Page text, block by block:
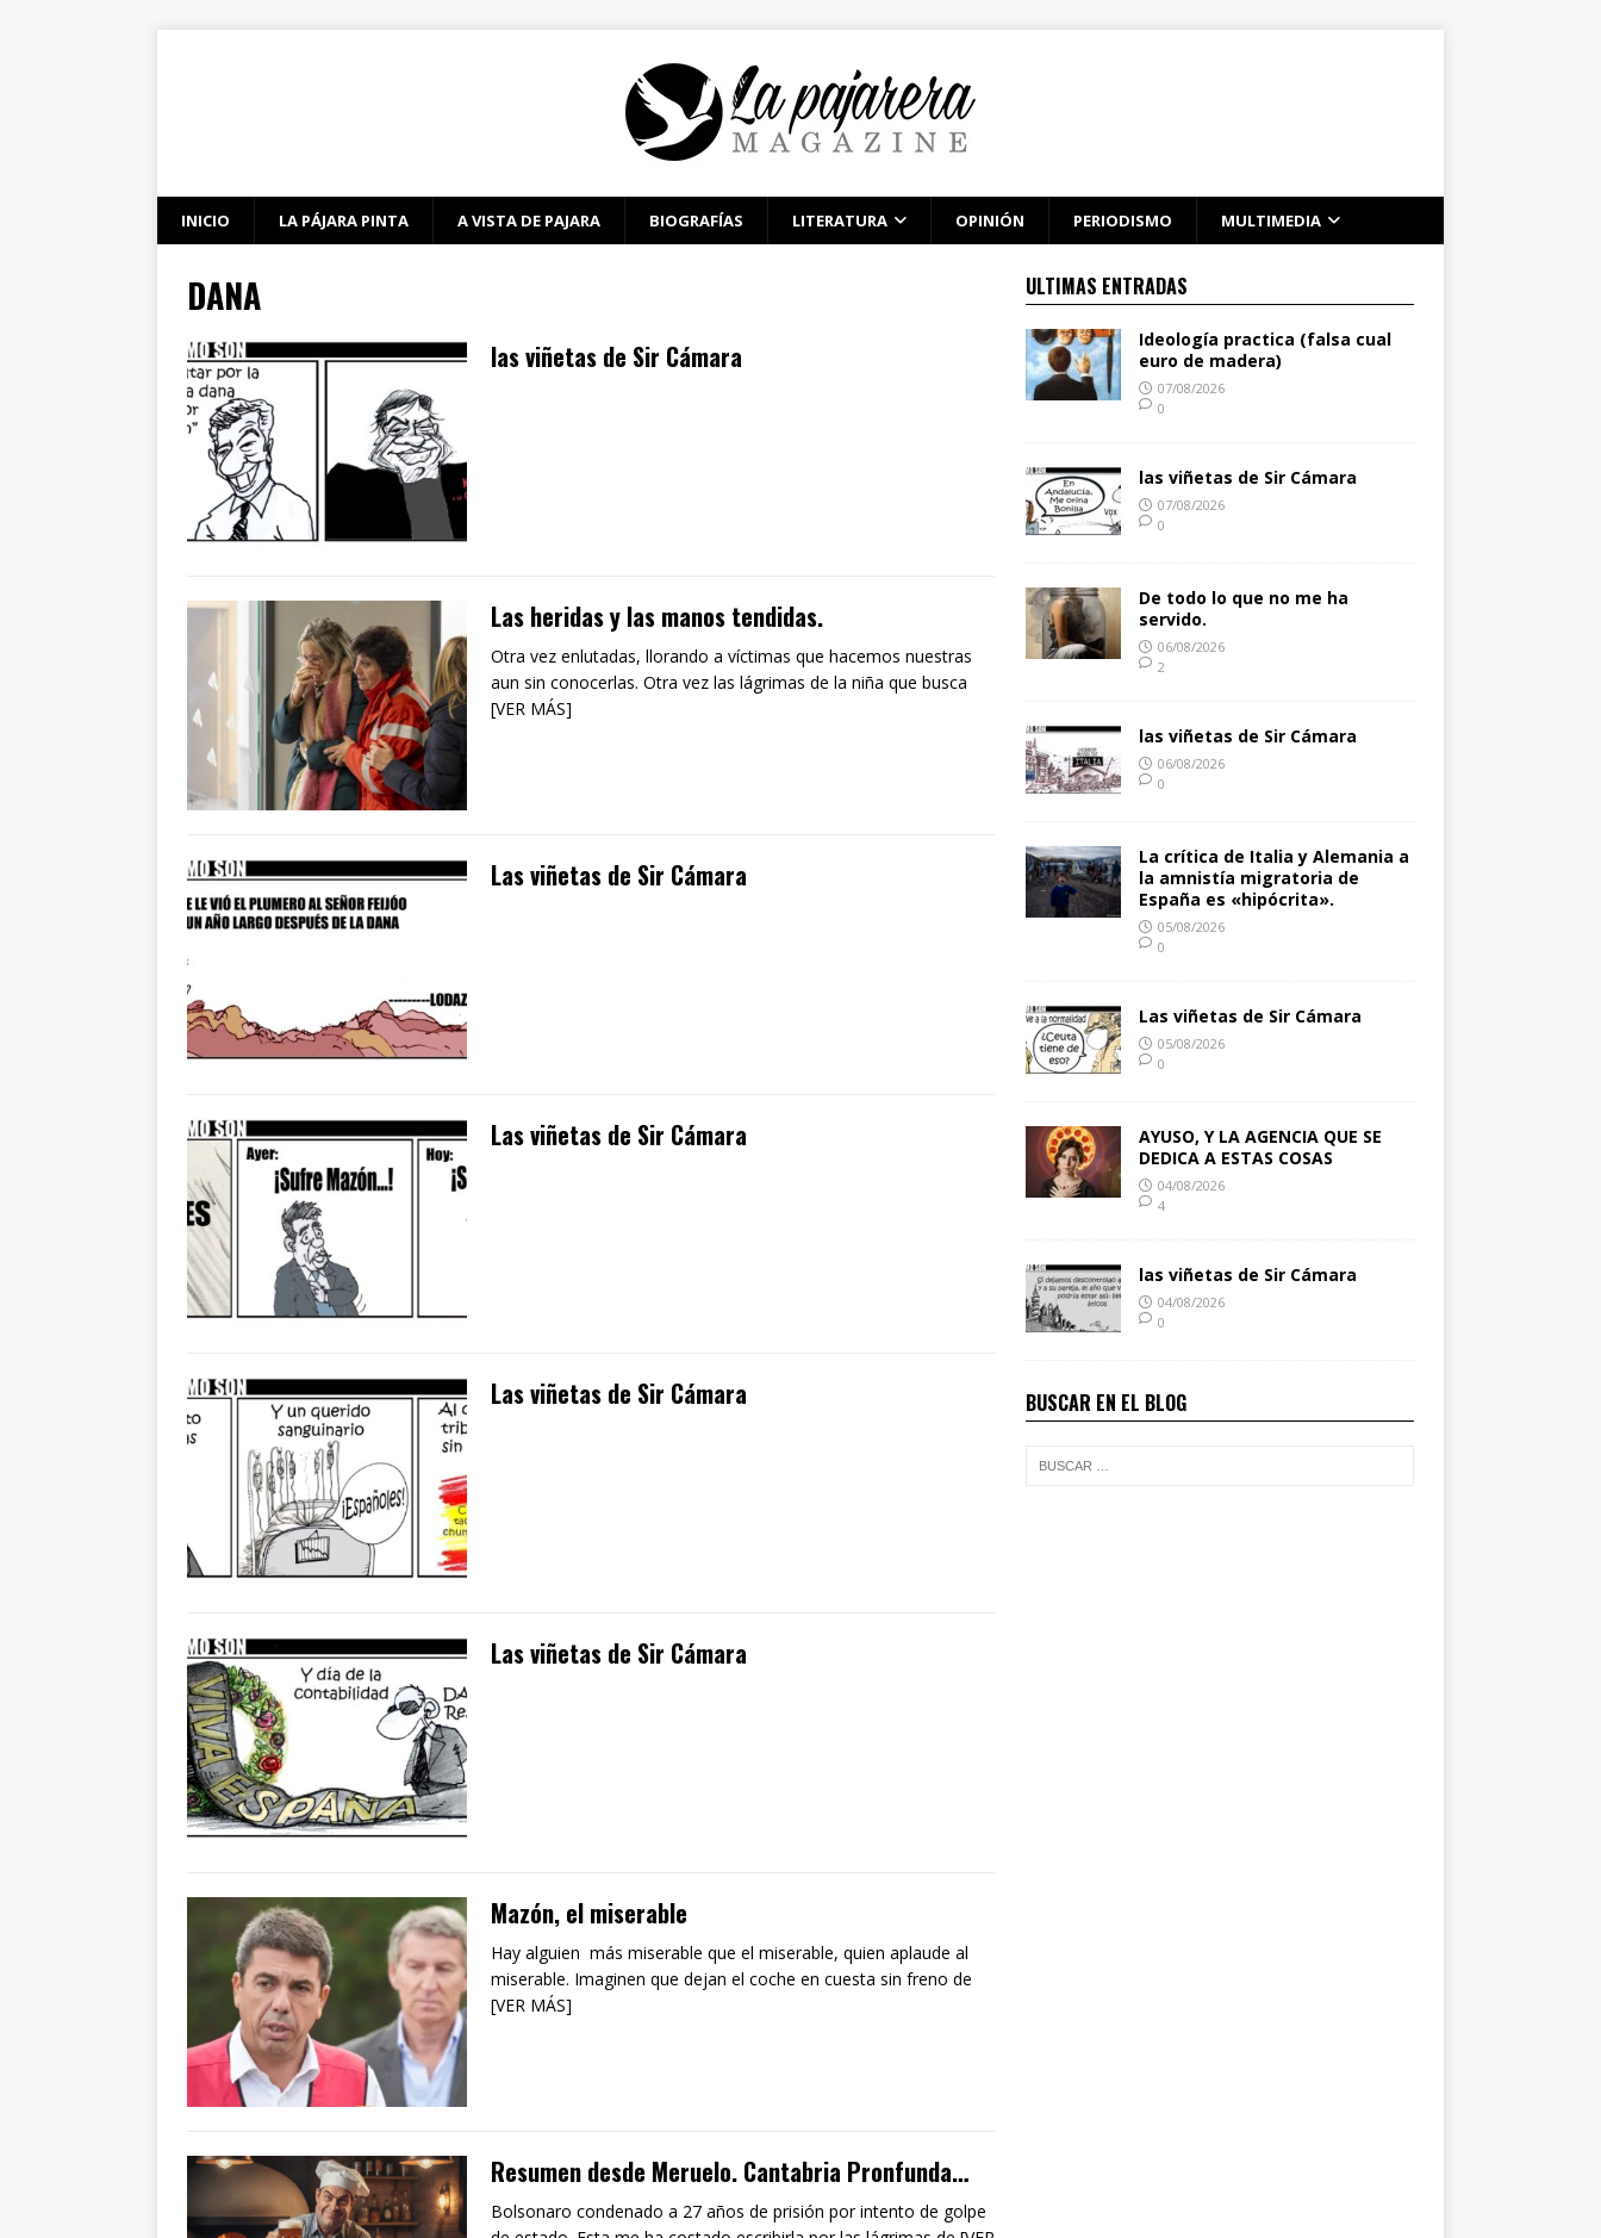
INICIO LA PÁJARA PINTA A VISTA DE PAJARA BIOGRAFÍAS LITERATURA OPINIÓN PERIODISMO MULTIMEDIA
DANA
las viñetas de Sir Cámara
Las heridas y las manos tendidas.
Otra vez enlutadas, llorando a víctimas que hacemos nuestras
aun sin conocerlas. Otra vez las lágrimas de la niña que busca
[VER MÁS]
Las viñetas de Sir Cámara
Las viñetas de Sir Cámara
Las viñetas de Sir Cámara
Las viñetas de Sir Cámara
Mazón, el miserable
Hay alguien más miserable que el miserable, quien aplaude al
miserable. Imaginen que dejan el coche en cuesta sin freno de
[VER MÁS]
Resumen desde Meruelo. Cantabria Pronfunda…
Bolsonaro condenado a 27 años de prisión por intento de golpe
ULTIMAS ENTRADAS
Ideología practica (falsa cual
euro de madera)
07/08/2026
0
las viñetas de Sir Cámara
07/08/2026
0
De todo lo que no me ha
servido.
06/08/2026
2
las viñetas de Sir Cámara
06/08/2026
0
La crítica de Italia y Alemania a
la amnistía migratoria de
España es «hipócrita».
05/08/2026
0
Las viñetas de Sir Cámara
05/08/2026
0
AYUSO, Y LA AGENCIA QUE SE
DEDICA A ESTAS COSAS
04/08/2026
4
las viñetas de Sir Cámara
04/08/2026
0
BUSCAR EN EL BLOG